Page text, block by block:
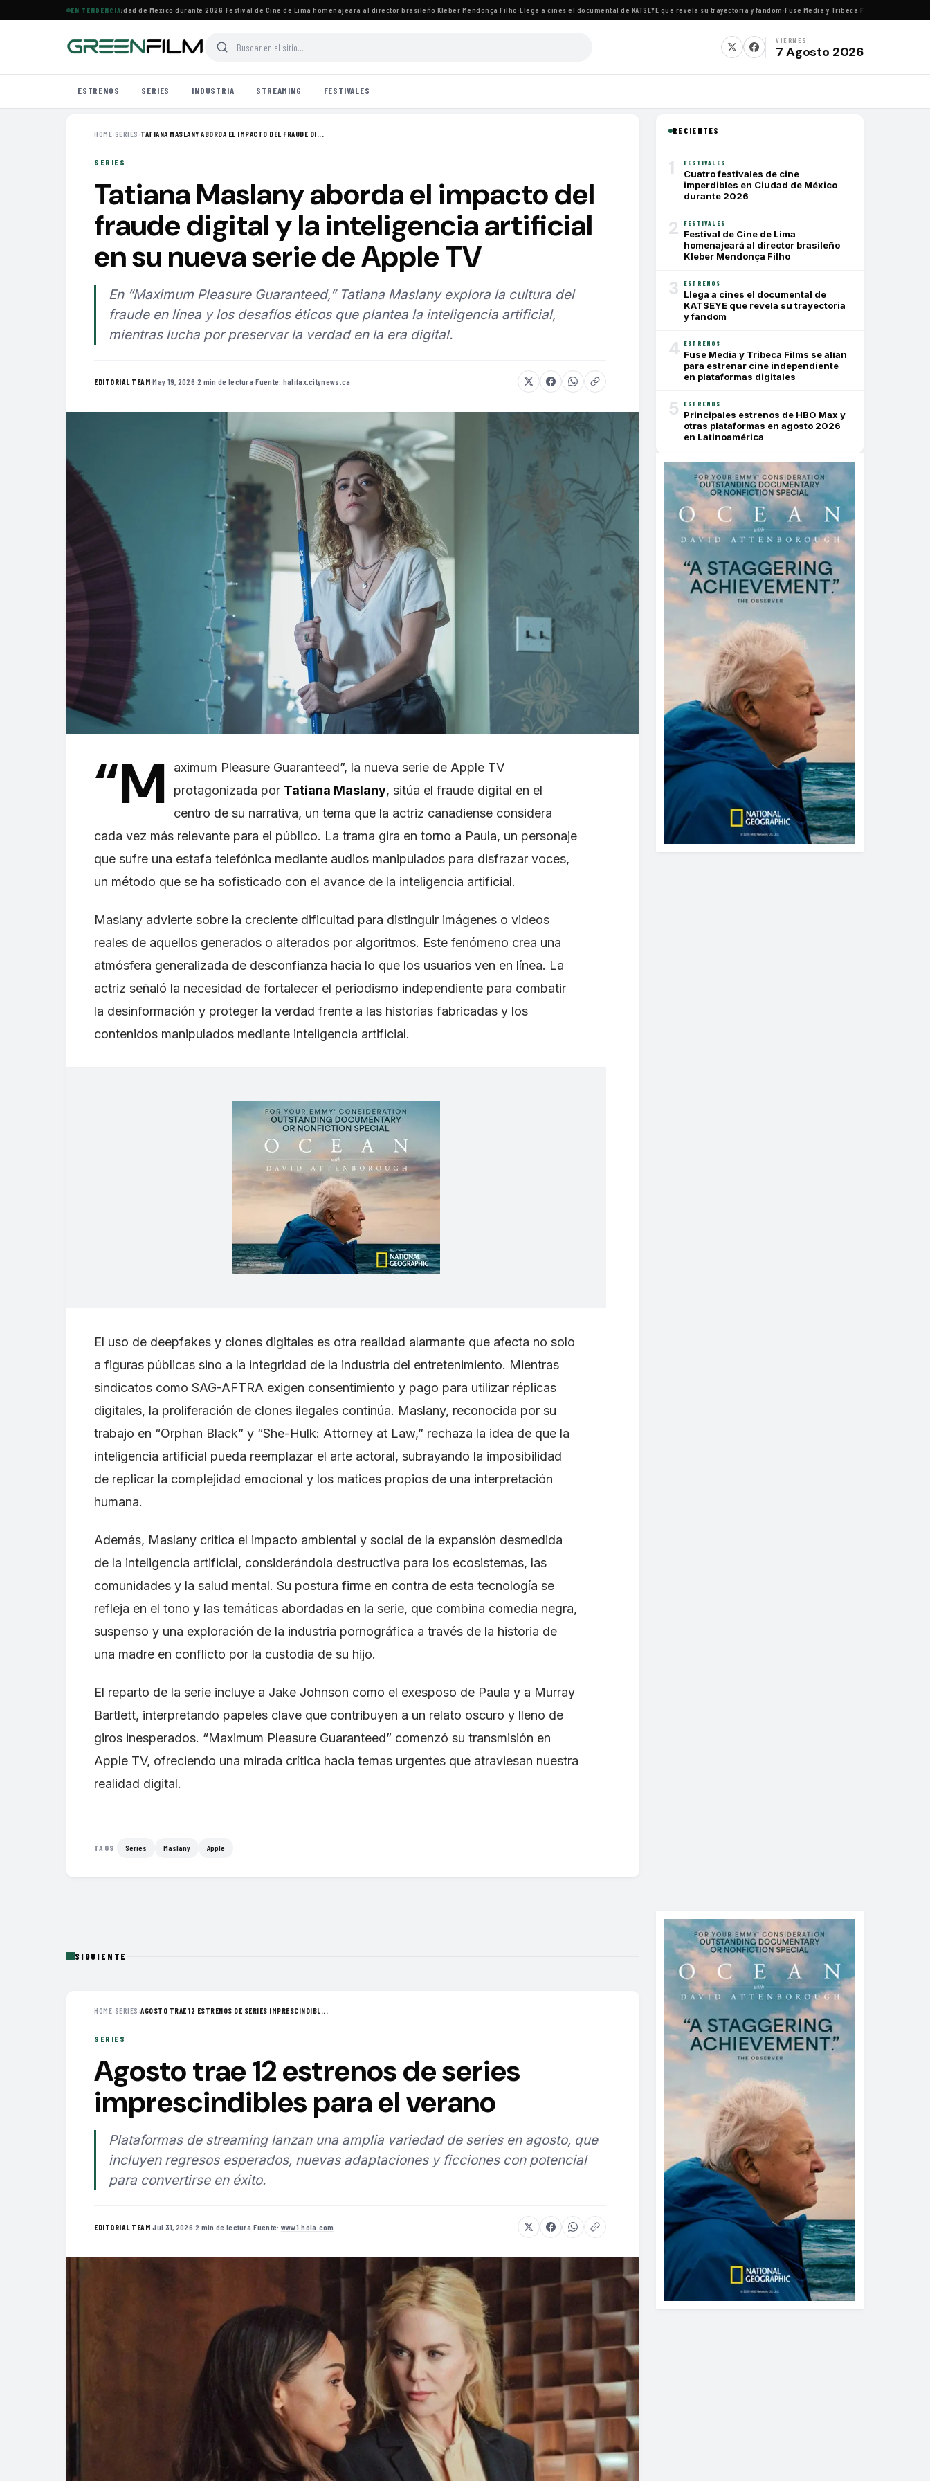
EN TENDENCIA
de cine imperdibles en Ciudad de México durante 2026·Festival de Cine de Lima homenajeará al director brasileño Kleber Mendonça Filho·Llega a cines el documental de KATSEYE que revela su trayectoria y fandom·Fuse Media y Tribeca Films se alían para
VIERNES
7 Agosto 2026
ESTRENOS SERIES INDUSTRIA STREAMING FESTIVALES
HOME› SERIES ›TATIANA MASLANY ABORDA EL IMPACTO DEL FRAUDE DI...
SERIES
Tatiana Maslany aborda el impacto del
fraude digital y la inteligencia artificial
en su nueva serie de Apple TV
En “Maximum Pleasure Guaranteed,” Tatiana Maslany explora la cultura del
fraude en línea y los desafíos éticos que plantea la inteligencia artificial,
mientras lucha por preservar la verdad en la era digital.
EDITORIAL TEAM·May 19, 2026·2 min de lectura·Fuente: halifax.citynews.ca
“M
aximum Pleasure Guaranteed”, la nueva serie de Apple TV
protagonizada por Tatiana Maslany, sitúa el fraude digital en el
centro de su narrativa, un tema que la actriz canadiense considera
cada vez más relevante para el público. La trama gira en torno a Paula, un personaje
que sufre una estafa telefónica mediante audios manipulados para disfrazar voces,
un método que se ha sofisticado con el avance de la inteligencia artificial.
Maslany advierte sobre la creciente dificultad para distinguir imágenes o videos
reales de aquellos generados o alterados por algoritmos. Este fenómeno crea una
atmósfera generalizada de desconfianza hacia lo que los usuarios ven en línea. La
actriz señaló la necesidad de fortalecer el periodismo independiente para combatir
la desinformación y proteger la verdad frente a las historias fabricadas y los
contenidos manipulados mediante inteligencia artificial.
El uso de deepfakes y clones digitales es otra realidad alarmante que afecta no solo
a figuras públicas sino a la integridad de la industria del entretenimiento. Mientras
sindicatos como SAG-AFTRA exigen consentimiento y pago para utilizar réplicas
digitales, la proliferación de clones ilegales continúa. Maslany, reconocida por su
trabajo en “Orphan Black” y “She-Hulk: Attorney at Law,” rechaza la idea de que la
inteligencia artificial pueda reemplazar el arte actoral, subrayando la imposibilidad
de replicar la complejidad emocional y los matices propios de una interpretación
humana.
Además, Maslany critica el impacto ambiental y social de la expansión desmedida
de la inteligencia artificial, considerándola destructiva para los ecosistemas, las
comunidades y la salud mental. Su postura firme en contra de esta tecnología se
refleja en el tono y las temáticas abordadas en la serie, que combina comedia negra,
suspenso y una exploración de la industria pornográfica a través de la historia de
una madre en conflicto por la custodia de su hijo.
El reparto de la serie incluye a Jake Johnson como el exesposo de Paula y a Murray
Bartlett, interpretando papeles clave que contribuyen a un relato oscuro y lleno de
giros inesperados. “Maximum Pleasure Guaranteed” comenzó su transmisión en
Apple TV, ofreciendo una mirada crítica hacia temas urgentes que atraviesan nuestra
realidad digital.
TAGS Series Maslany Apple
RECIENTES
1 FESTIVALES
Cuatro festivales de cine
imperdibles en Ciudad de México
durante 2026
2 FESTIVALES
Festival de Cine de Lima
homenajeará al director brasileño
Kleber Mendonça Filho
3 ESTRENOS
Llega a cines el documental de
KATSEYE que revela su trayectoria
y fandom
4 ESTRENOS
Fuse Media y Tribeca Films se alían
para estrenar cine independiente
en plataformas digitales
5 ESTRENOS
Principales estrenos de HBO Max y
otras plataformas en agosto 2026
en Latinoamérica
SIGUIENTE
HOME› SERIES ›AGOSTO TRAE 12 ESTRENOS DE SERIES IMPRESCINDIBL...
SERIES
Agosto trae 12 estrenos de series
imprescindibles para el verano
Plataformas de streaming lanzan una amplia variedad de series en agosto, que
incluyen regresos esperados, nuevas adaptaciones y ficciones con potencial
para convertirse en éxito.
EDITORIAL TEAM·Jul 31, 2026·2 min de lectura·Fuente: www1.hola.com